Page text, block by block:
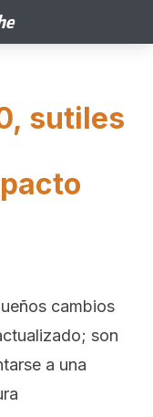
sutiles
cambios
son
a una